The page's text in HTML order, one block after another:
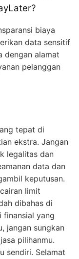
biaya
data sensitif
dengan alamat
pelanggan
tepat di
ekstra. Jangan
legalitas dan
data dan
keputusan.
limit
dibahas di
finansial yang
jangan sungkan
pilihanmu.
sendiri. Selamat